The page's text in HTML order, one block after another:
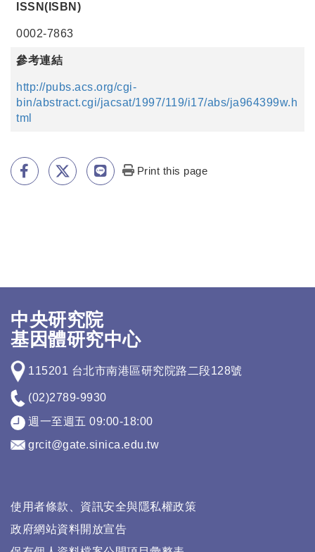
ISSN(ISBN)
0002-7863
參考連結
http://pubs.acs.org/cgi-
bin/abstract.cgi/jacsat/1997/119/i17/abs/ja964399w.h
tml
Print this page
中央研究院
基因體研究中心
115201 台北市南港區研究院路二段128號
(02)2789-9930
週一至週五 09:00-18:00
grcit@gate.sinica.edu.tw
使用者條款、資訊安全與隱私權政策
政府網站資料開放宣告